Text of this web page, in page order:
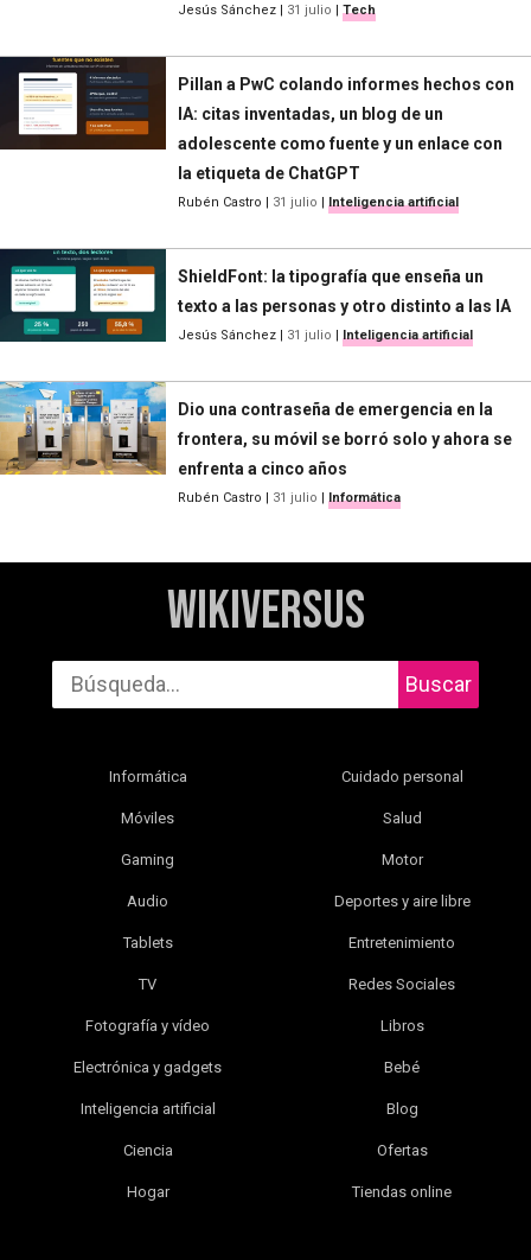
Jesús Sánchez | 31 julio | Tech
Pillan a PwC colando informes hechos con
IA: citas inventadas, un blog de un
adolescente como fuente y un enlace con
la etiqueta de ChatGPT
Rubén Castro | 31 julio | Inteligencia artificial
ShieldFont: la tipografía que enseña un
texto a las personas y otro distinto a las IA
Jesús Sánchez | 31 julio | Inteligencia artificial
Dio una contraseña de emergencia en la
frontera, su móvil se borró solo y ahora se
enfrenta a cinco años
Rubén Castro | 31 julio | Informática
WikiVersus
Buscar
Informática
Móviles
Gaming
Audio
Tablets
TV
Fotografía y vídeo
Electrónica y gadgets
Inteligencia artificial
Ciencia
Hogar
Cuidado personal
Salud
Motor
Deportes y aire libre
Entretenimiento
Redes Sociales
Libros
Bebé
Blog
Ofertas
Tiendas online